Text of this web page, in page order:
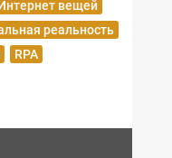
вещей
реальность
RPA